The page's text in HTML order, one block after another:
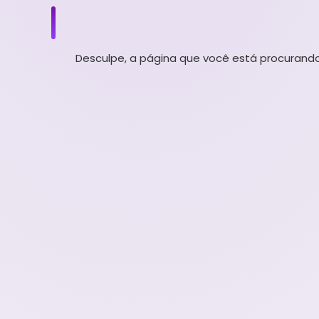
Desculpe, a página que você está